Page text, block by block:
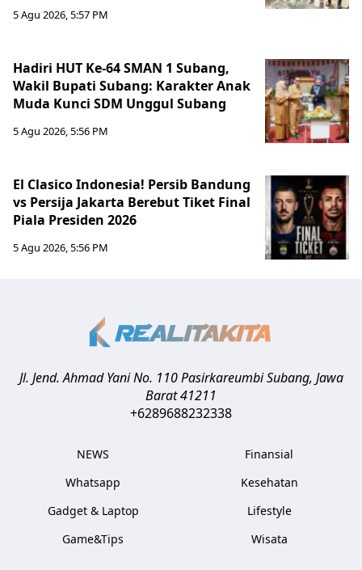
5 Agu 2026, 5:57 PM
Hadiri HUT Ke-64 SMAN 1 Subang,
Wakil Bupati Subang: Karakter Anak
Muda Kunci SDM Unggul Subang
5 Agu 2026, 5:56 PM
El Clasico Indonesia! Persib Bandung
vs Persija Jakarta Berebut Tiket Final
Piala Presiden 2026
5 Agu 2026, 5:56 PM
Jl. Jend. Ahmad Yani No. 110 Pasirkareumbi Subang, Jawa
Barat41211
+6289688232338
NEWS
Whatsapp
Gadget & Laptop
Game&Tips
Finansial
Kesehatan
Lifestyle
Wisata